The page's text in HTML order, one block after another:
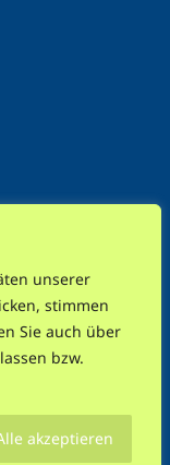
unserer
stimmen
Sie auch über
bzw.
akzeptieren
INSTAGRAM